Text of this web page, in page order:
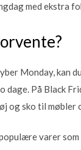
med ekstra
Monday, kan
dage. På Black
og sko til møbler
varer